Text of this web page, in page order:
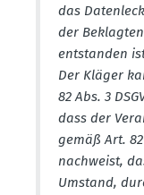
das
der
entstanden
Der Kläger
82 Abs. 3
dass der
gemäß Art.
nachweist,
Umstand,